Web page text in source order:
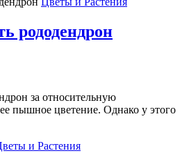
рододендрон
за относительную
пышное цветение. Однако у этого
и Растения